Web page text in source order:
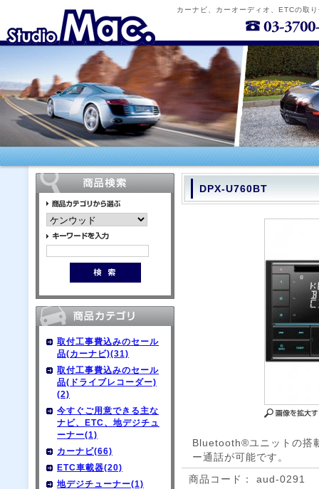
カーナビ、カーオーディオ、ETCの取
取付工事費込みのセール
品(カーナビ)(31)
取付工事費込みのセール
品(ドライブレコーダー)
(2)
今すぐご用意できる主な
ナビ、ETC、地デジチュ
ーナー(1)
カーナビ(66)
ETC車載器(20)
地デジチューナー(1)
DPX-U760BT
Bluetooth®ユニットの搭
ー通話が可能です。
商品コード： aud-0291